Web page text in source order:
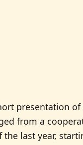
presentation
from a
last year,